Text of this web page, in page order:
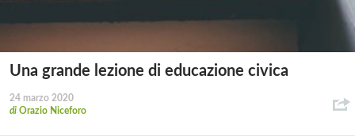
Una grande lezione di educazione civica
24 marzo 2020
di Orazio Niceforo